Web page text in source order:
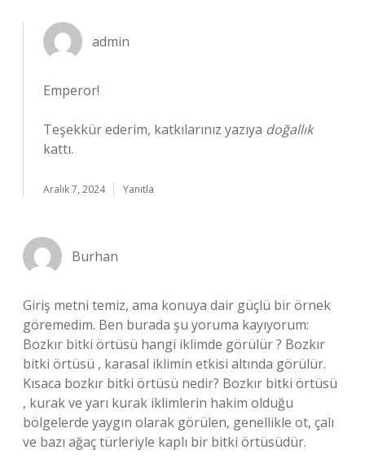
admin
Emperor!
Teşekkür ederim, katkılarınız yazıya doğallık
kattı.
Aralık 7, 2024 Yanıtla
Burhan
Giriş metni temiz, ama konuya dair güçlü bir örnek
göremedim. Ben burada şu yoruma kayıyorum:
Bozkır bitki örtüsü hangi iklimde görülür ? Bozkır
bitki örtüsü , karasal iklimin etkisi altında görülür.
Kısaca bozkır bitki örtüsü nedir? Bozkır bitki örtüsü
, kurak ve yarı kurak iklimlerin hakim olduğu
bölgelerde yaygın olarak görülen, genellikle ot, çalı
ve bazı ağaç türleriyle kaplı bir bitki örtüsüdür.